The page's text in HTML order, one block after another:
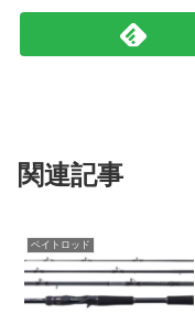
関連記事
ベイトロッド